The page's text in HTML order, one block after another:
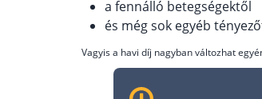
a fennálló betegségektől
és még sok egyéb
Vagyis a havi díj nagyban változhat